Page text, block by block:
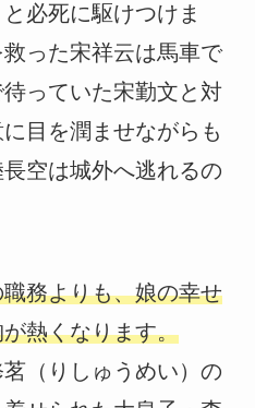
必死に駆けつけま
った宋祥云は馬車で
っていた宋勤文と対
目を潤ませながらも
空は城外へ逃れるの
務よりも、娘の幸せ
熱くなります。
（りしゅうめい）の